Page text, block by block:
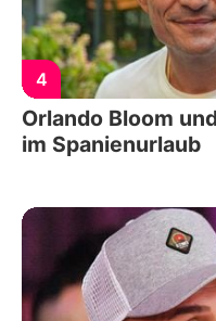
4
Orlando Bloom
im Spanienurlaub